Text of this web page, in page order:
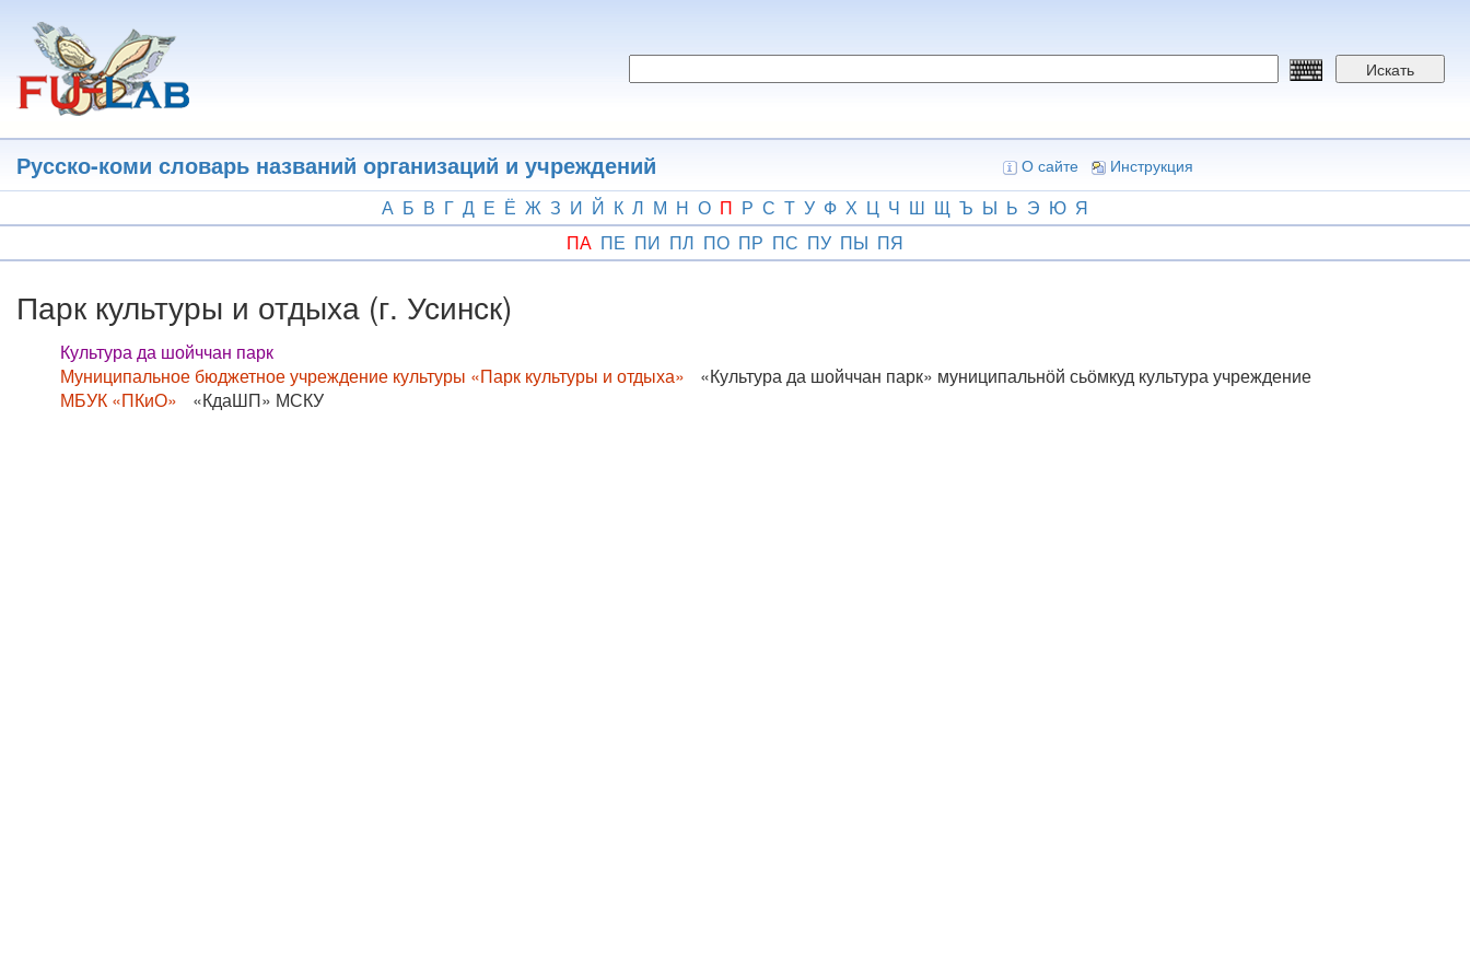
основному
содержанию
Искать
Русско-коми словарь названий организаций и учреждений О сайте Инструкция
А Б В Г Д Е Ё Ж З И Й К Л М Н О П Р С Т У Ф Х Ц Ч Ш Щ Ъ Ы Ь Э Ю Я
ПА ПЕ ПИ ПЛ ПО ПР ПС ПУ ПЫ ПЯ
Парк культуры и отдыха (г. Усинск)
Культура да шойччан парк
Муниципальное бюджетное учреждение культуры «Парк культуры и отдыха»
«Культура да шойччан парк» муниципальнӧй сьӧмкуд культура учреждение
МБУК «ПКиО»
«КдаШП» МСКУ